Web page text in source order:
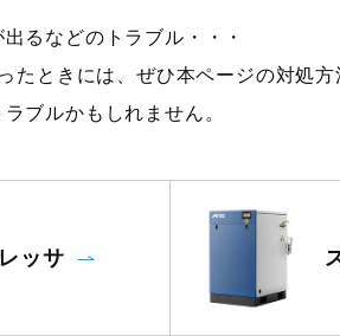
るなどのトラブル・・・
たときには、ぜひ本ページの対処方
ブルかもしれません。
ッサ